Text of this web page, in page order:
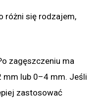
różni się rodzajem,
zagęszczeniu ma
mm lub 0–4 mm. Jeśli
zastosować